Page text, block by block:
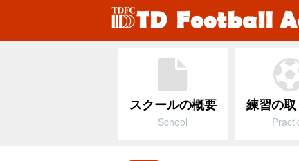
スクールの概要
School
練習の